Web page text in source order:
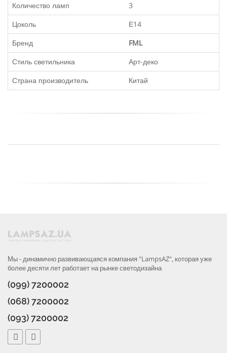
Количество ламп
3
Цоколь
Е14
Бренд
FML
Стиль светильника
Арт-деко
Страна производитель
Китай
Мы - динамично развивающаяся компания "LampsAZ", которая уже
более десяти лет работает на рынке светодизайна
(099) 7200002
(068) 7200002
(093) 7200002